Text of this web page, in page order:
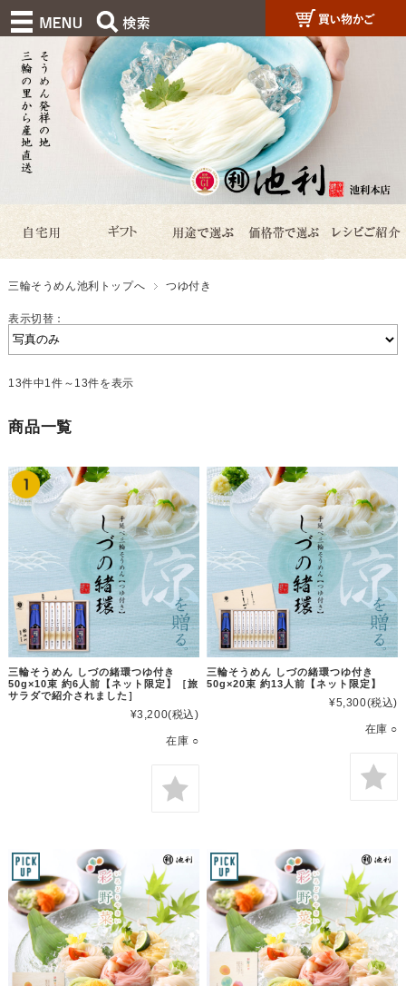
三輪そうめん池利トップへ つゆ付き
表示切替：
13件中1件～13件を表示
商品一覧
三輪そうめん しづの緒環つゆ付き
50g×10束 約6人前【ネット限定】［旅
サラダで紹介されました］
¥3,200(税込)
在庫 ○
三輪そうめん しづの緒環つゆ付き
50g×20束 約13人前【ネット限定】
¥5,300(税込)
在庫 ○